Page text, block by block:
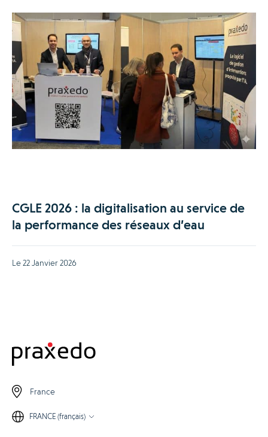
CGLE 2026 : la digitalisation au service de
la performance des réseaux d’eau
Le 22 Janvier 2026
France
FRANCE (français)